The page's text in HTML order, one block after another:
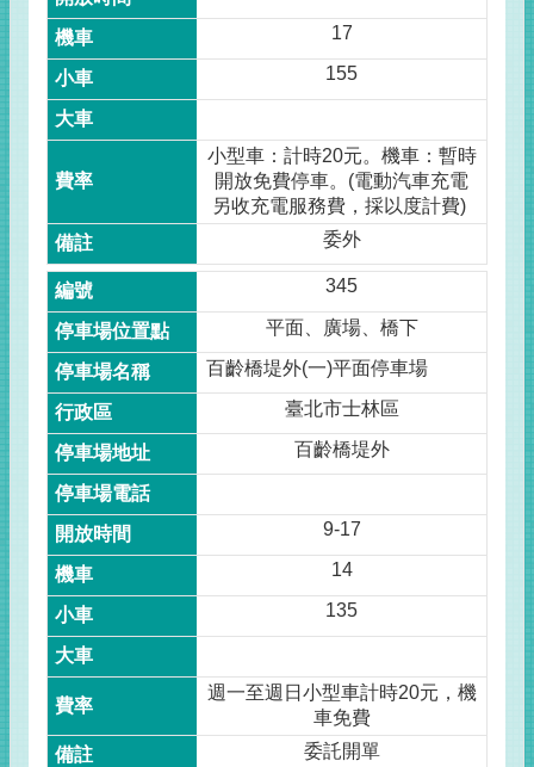
17
155
小型車：計時20元。機車：暫時
開放免費停車。(電動汽車充電
另收充電服務費，採以度計費)
委外
345
平面、廣場、橋下
百齡橋堤外(一)平面停車場
臺北市士林區
百齡橋堤外
9-17
14
135
週一至週日小型車計時20元，機
車免費
委託開單